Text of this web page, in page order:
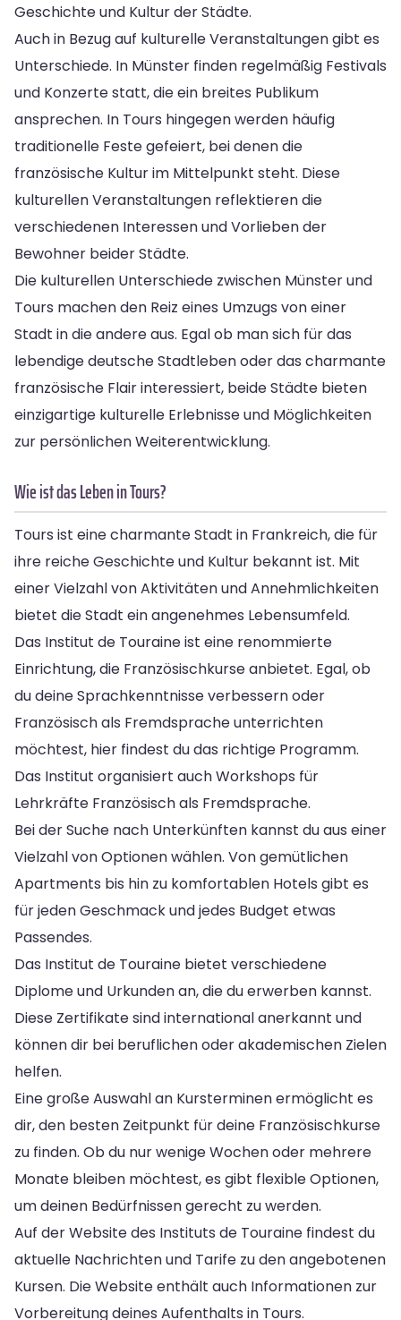
Geschichte und Kultur der Städte.
Auch in Bezug auf kulturelle Veranstaltungen gibt es
Unterschiede. In Münster finden regelmäßig Festivals
und Konzerte statt, die ein breites Publikum
ansprechen. In Tours hingegen werden häufig
traditionelle Feste gefeiert, bei denen die
französische Kultur im Mittelpunkt steht. Diese
kulturellen Veranstaltungen reflektieren die
verschiedenen Interessen und Vorlieben der
Bewohner beider Städte.
Die kulturellen Unterschiede zwischen Münster und
Tours machen den Reiz eines Umzugs von einer
Stadt in die andere aus. Egal ob man sich für das
lebendige deutsche Stadtleben oder das charmante
französische Flair interessiert, beide Städte bieten
einzigartige kulturelle Erlebnisse und Möglichkeiten
zur persönlichen Weiterentwicklung.
Wie ist das Leben in Tours?
Tours ist eine charmante Stadt in Frankreich, die für
ihre reiche Geschichte und Kultur bekannt ist. Mit
einer Vielzahl von Aktivitäten und Annehmlichkeiten
bietet die Stadt ein angenehmes Lebensumfeld.
Das Institut de Touraine ist eine renommierte
Einrichtung, die Französischkurse anbietet. Egal, ob
du deine Sprachkenntnisse verbessern oder
Französisch als Fremdsprache unterrichten
möchtest, hier findest du das richtige Programm.
Das Institut organisiert auch Workshops für
Lehrkräfte Französisch als Fremdsprache.
Bei der Suche nach Unterkünften kannst du aus einer
Vielzahl von Optionen wählen. Von gemütlichen
Apartments bis hin zu komfortablen Hotels gibt es
für jeden Geschmack und jedes Budget etwas
Passendes.
Das Institut de Touraine bietet verschiedene
Diplome und Urkunden an, die du erwerben kannst.
Diese Zertifikate sind international anerkannt und
können dir bei beruflichen oder akademischen Zielen
helfen.
Eine große Auswahl an Kursterminen ermöglicht es
dir, den besten Zeitpunkt für deine Französischkurse
zu finden. Ob du nur wenige Wochen oder mehrere
Monate bleiben möchtest, es gibt flexible Optionen,
um deinen Bedürfnissen gerecht zu werden.
Auf der Website des Instituts de Touraine findest du
aktuelle Nachrichten und Tarife zu den angebotenen
Kursen. Die Website enthält auch Informationen zur
Vorbereitung deines Aufenthalts in Tours.